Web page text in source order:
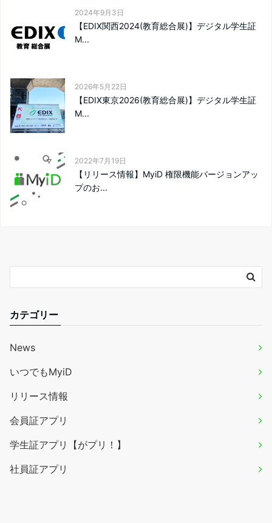
2024年9月3日
【EDIX関西2024(教育総合展)】デジタル学生証
M...
2026年5月22日
【EDIX東京2026(教育総合展)】デジタル学生証
M...
2022年7月19日
【リリース情報】MyiD 権限機能バージョンアッ
プのお...
カテゴリー
News
いつでもMyiD
リリース情報
会員証アプリ
学生証アプリ【がプリ！】
社員証アプリ